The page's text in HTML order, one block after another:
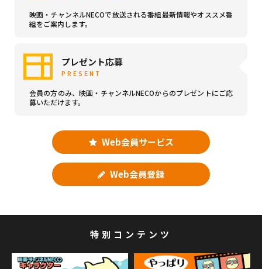
映画・チャンネルNECOで放送される番組最新情報やオススメ番
組をご案内します。
プレゼント応募
PRESENT
会員の方のみ、映画・チャンネルNECOからのプレゼントにご応
募いただけます。
Web会員サービス
Web会員登録
特別コンテンツ